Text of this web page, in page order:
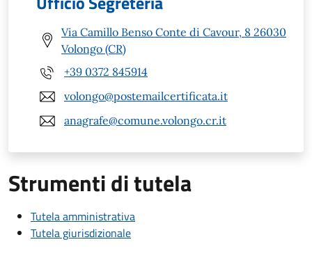
Via Camillo Benso Conte di Cavour, 8 26030
Volongo (CR)
+39 0372 845914
volongo@postemailcertificata.it
anagrafe@comune.volongo.cr.it
Strumenti di tutela
Tutela amministrativa
Tutela giurisdizionale